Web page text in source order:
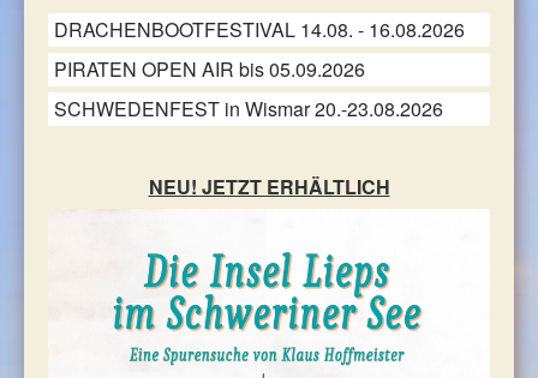
REGION
FREIZEIT
Rad - und Wanderspass
Bootsverleih
DRACHENBOOTFESTIVAL 14.08. - 16.08.2026
PIRATEN OPEN AIR bis 05.09.2026
SCHWEDENFEST in Wismar 20.-23.08.2026
NEU! JETZT ERHÄLTLICH